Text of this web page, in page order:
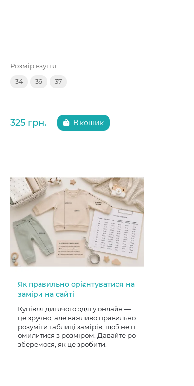
Розмір взуття
34 36 37
325 грн. В кошик
Як правильно орієнтуватися на
заміри на сайті
Купівля дитячого одягу онлайн —
це зручно, але важливо правильно
розуміти таблиці замірів, щоб не п
омилитися з розміром. Давайте ро
зберемося, як це зробити.